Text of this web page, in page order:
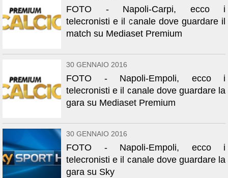
FOTO - Napoli-Carpi, ecco i
telecronisti e il canale dove guardare il
match su Mediaset Premium
30 GENNAIO 2016
FOTO - Napoli-Empoli, ecco i
telecronisti e il canale dove guardare la
gara su Mediaset Premium
30 GENNAIO 2016
FOTO - Napoli-Empoli, ecco i
telecronisti e il canale dove guardare la
gara su Sky